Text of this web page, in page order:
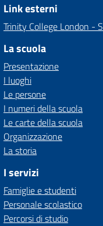
Link esterni
Trinity College London -
La scuola
Presentazione
I luoghi
Le persone
I numeri della scuola
Le carte della scuola
Organizzazione
La storia
I servizi
Famiglie e studenti
Personale scolastico
Percorsi di studio